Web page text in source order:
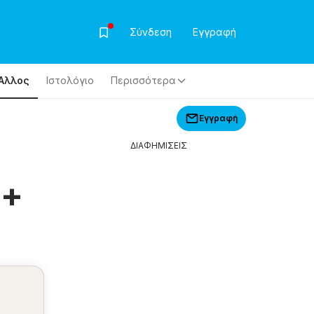
Σύνδεση Εγγραφή
Ιστολόγιο Περισσότερα
Εγγραφή
ΔΙΑΦΗΜΙΣΕΙΣ